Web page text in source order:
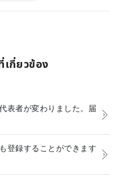
เกี่ยวข้อง
表者が変わりました。届
登録することができます